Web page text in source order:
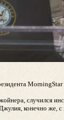
случился
конечно же,